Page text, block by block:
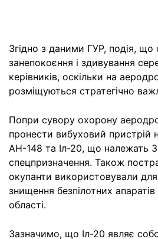
Згідно з даними ГУР, подія, що
занепокоєння і здивування
керівників, оскільки на
розміщуються стратегічно
Попри сувору охорону
пронести вибуховий пристрій
АН-148 та Іл-20, що належать
спецпризначення. Також
окупанти використовували
знищення безпілотних
області.
Зазначимо, що Іл-20 являє